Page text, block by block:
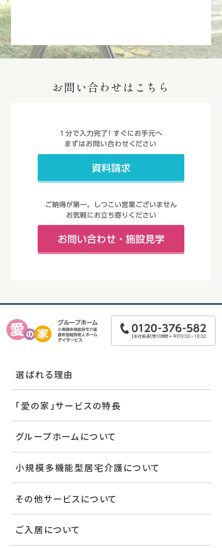
お問い合わせはこちら
選ばれる理由
「愛の家」サービスの特長
グループホームについて
小規模多機能型居宅介護について
その他サービスについて
ご入居について